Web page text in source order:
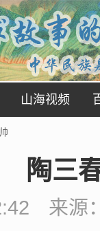
山海视频
陶三
来源